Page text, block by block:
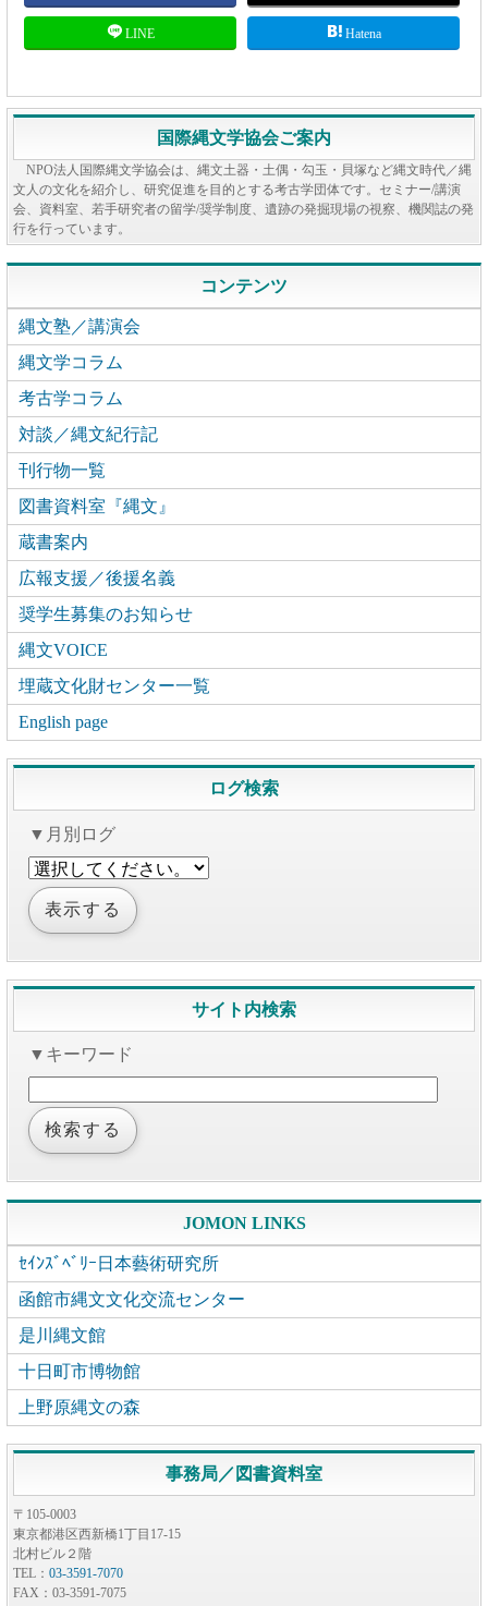
LINE Hatena
国際縄文学協会ご案内
NPO法人国際縄文学協会は、縄文土器・土偶・勾玉・貝塚など縄文時代／縄
文人の文化を紹介し、研究促進を目的とする考古学団体です。セミナー/講演
会、資料室、若手研究者の留学/奨学制度、遺跡の発掘現場の視察、機関誌の発
行を行っています。
コンテンツ
縄文塾／講演会
縄文学コラム
考古学コラム
対談／縄文紀行記
刊行物一覧
図書資料室『縄文』
蔵書案内
広報支援／後援名義
奨学生募集のお知らせ
縄文VOICE
埋蔵文化財センター一覧
English page
ログ検索
▼月別ログ
サイト内検索
▼キーワード
JOMON LINKS
ｾｲﾝｽﾞﾍﾞﾘｰ日本藝術研究所
函館市縄文文化交流センター
是川縄文館
十日町市博物館
上野原縄文の森
事務局／図書資料室
〒105-0003
東京都港区西新橋1丁目17-15
北村ビル２階
TEL： 03-3591-7070
FAX：03-3591-7075